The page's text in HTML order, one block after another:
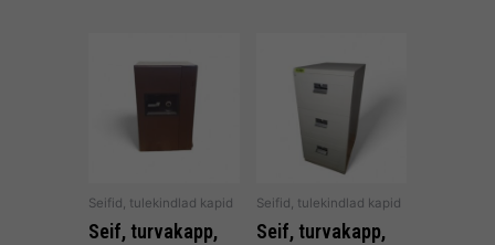
Seifid, tulekindlad kapid
Seif, turvakapp,
Seifid, tulekindlad kapid
Seif, turvakapp,